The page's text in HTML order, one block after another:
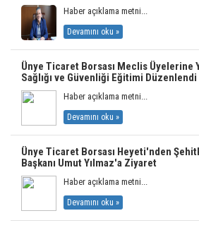
Haber açıklama metni...
Devamını oku »
Ünye Ticaret Borsası Meclis Üyelerine
Sağlığı ve Güvenliği Eğitimi Düzenlendi
Haber açıklama metni...
Devamını oku »
Ünye Ticaret Borsası Heyeti'nden
Başkanı Umut Yılmaz'a Ziyaret
Haber açıklama metni...
Devamını oku »